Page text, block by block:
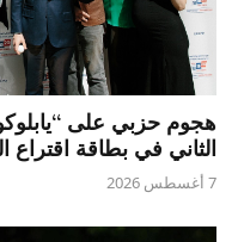
هجوم حزبي على
الثاني في بطاقة اقتراع
7 أغسطس 2026